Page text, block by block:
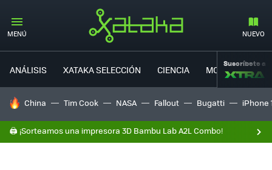
MENÚ NUEVO
ANÁLISIS XATAKA SELECCIÓN CIENCIA MOVILIDAD
Suscríbete a
HOY SE HABLA DE
China Tim Cook NASA Fallout Bugatti iPhone
🖨️ ¡Sorteamos una impresora 3D Bambu Lab A2L Combo!